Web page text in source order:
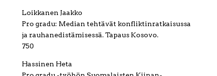
Loikkanen Jaakko
Pro gradu: Median tehtävät konfliktinratkaisussa
ja rauhanedistämisessä. Tapaus Kosovo.
750
Hassinen Heta